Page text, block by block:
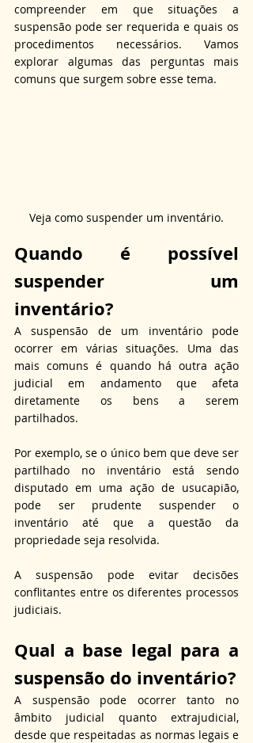
compreender em que situações a
suspensão pode ser requerida e quais os
procedimentos necessários. Vamos
explorar algumas das perguntas mais
comuns que surgem sobre esse tema.
Veja como suspender um inventário.
Quando é possível
suspender um
inventário?
A suspensão de um inventário pode
ocorrer em várias situações. Uma das
mais comuns é quando há outra ação
judicial em andamento que afeta
diretamente os bens a serem
partilhados.
Por exemplo, se o único bem que deve ser
partilhado no inventário está sendo
disputado em uma ação de usucapião,
pode ser prudente suspender o
inventário até que a questão da
propriedade seja resolvida.
A suspensão pode evitar decisões
conflitantes entre os diferentes processos
judiciais.
Qual a base legal para a
suspensão do inventário?
A suspensão pode ocorrer tanto no
âmbito judicial quanto extrajudicial,
desde que respeitadas as normas legais e